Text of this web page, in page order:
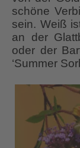
schöne
sein. Weiß
an der
oder der
‘Summer